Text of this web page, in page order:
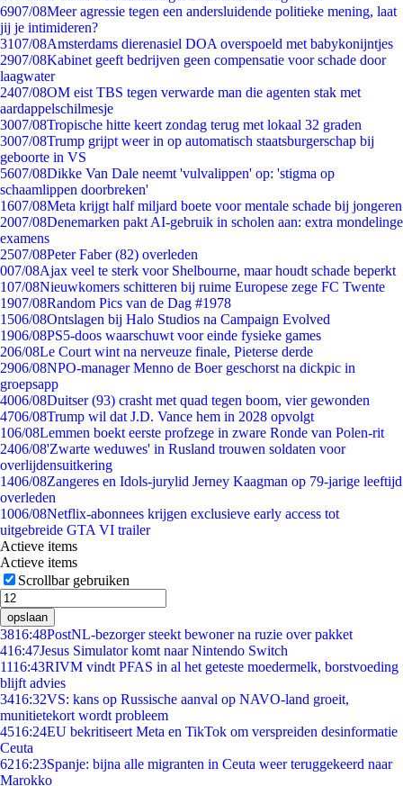
6907/08Meer agressie tegen een andersluidende politieke mening, laat
jij je intimideren?
3107/08Amsterdams dierenasiel DOA overspoeld met babykonijntjes
2907/08Kabinet geeft bedrijven geen compensatie voor schade door
laagwater
2407/08OM eist TBS tegen verwarde man die agenten stak met
aardappelschilmesje
3007/08Tropische hitte keert zondag terug met lokaal 32 graden
3007/08Trump grijpt weer in op automatisch staatsburgerschap bij
geboorte in VS
5607/08Dikke Van Dale neemt 'vulvalippen' op: 'stigma op
schaamlippen doorbreken'
1607/08Meta krijgt half miljard boete voor mentale schade bij jongeren
2007/08Denemarken pakt AI-gebruik in scholen aan: extra mondelinge
examens
2507/08Peter Faber (82) overleden
007/08Ajax veel te sterk voor Shelbourne, maar houdt schade beperkt
107/08Nieuwkomers schitteren bij ruime Europese zege FC Twente
1907/08Random Pics van de Dag #1978
1506/08Ontslagen bij Halo Studios na Campaign Evolved
1906/08PS5-doos waarschuwt voor einde fysieke games
206/08Le Court wint na nerveuze finale, Pieterse derde
2906/08NPO-manager Menno de Boer geschorst na dickpic in
groepsapp
4006/08Duitser (93) crasht met quad tegen boom, vier gewonden
4706/08Trump wil dat J.D. Vance hem in 2028 opvolgt
106/08Lemmen boekt eerste profzege in zware Ronde van Polen-rit
2406/08'Zwarte weduwes' in Rusland trouwen soldaten voor
overlijdensuitkering
1406/08Zangeres en Idols-jurylid Jerney Kaagman op 79-jarige leeftijd
overleden
1006/08Netflix-abonnees krijgen exclusieve early access tot
uitgebreide GTA VI trailer
Actieve items
Actieve items
Scrollbar gebruiken
opslaan
3816:48PostNL-bezorger steekt bewoner na ruzie over pakket
416:47Jesus Simulator komt naar Nintendo Switch
1116:43RIVM vindt PFAS in al het geteste moedermelk, borstvoeding
blijft advies
3416:32VS: kans op Russische aanval op NAVO-land groeit,
munitietekort wordt probleem
4516:24EU bekritiseert Meta en TikTok om verspreiden desinformatie
Ceuta
6216:23Spanje: bijna alle migranten in Ceuta weer teruggekeerd naar
Marokko